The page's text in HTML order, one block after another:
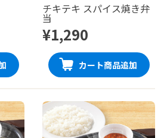
チキテキ スパイス焼き弁
当
¥1,290
カート商品追加